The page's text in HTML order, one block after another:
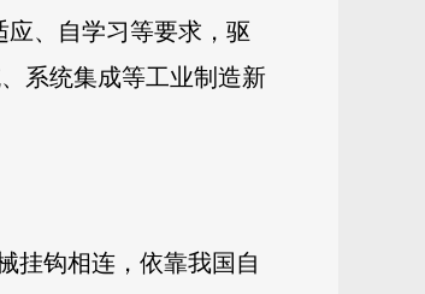
应、自学习等要求，驱
系统集成等工业制造新
挂钩相连，依靠我国自